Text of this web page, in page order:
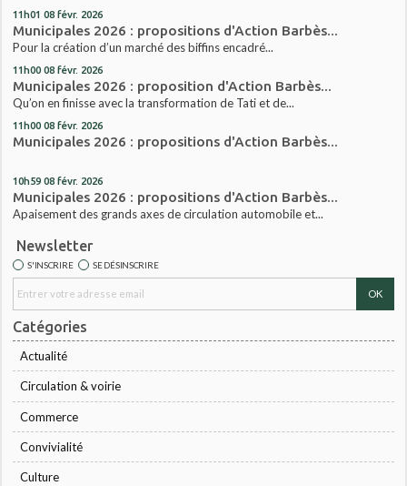
11h01 08 févr. 2026
Municipales 2026 : propositions d'Action Barbès...
Pour la création d’un marché des biffins encadré...
11h00 08 févr. 2026
Municipales 2026 : proposition d'Action Barbès...
Qu’on en finisse avec la transformation de Tati et de...
11h00 08 févr. 2026
Municipales 2026 : propositions d'Action Barbès...
10h59 08 févr. 2026
Municipales 2026 : propositions d'Action Barbès...
Apaisement des grands axes de circulation automobile et...
Newsletter
S'INSCRIRE SE DÉSINSCRIRE
Catégories
Actualité
Circulation & voirie
Commerce
Convivialité
Culture